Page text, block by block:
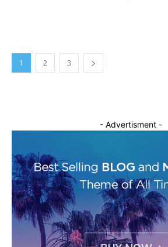
1 2 3
- Advertisment -